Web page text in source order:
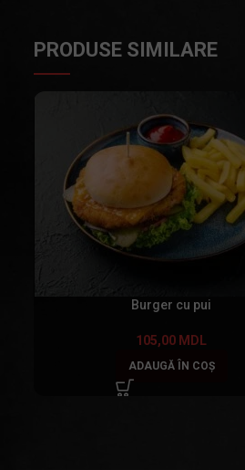
PRODUSE SIMILARE
Burger cu pui
105,00 MDL
ADAUGĂ ÎN COȘ